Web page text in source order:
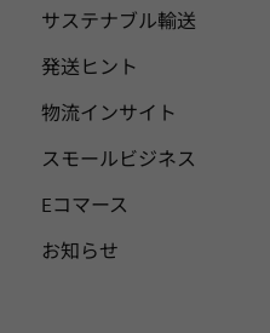
サステナブル輸送
発送ヒント
物流インサイト
スモールビジネス
Eコマース
お知らせ